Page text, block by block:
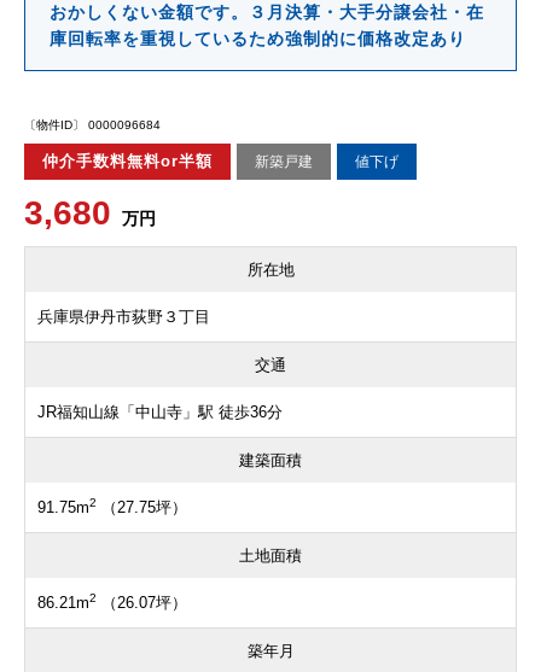
おかしくない金額です。３月決算・大手分譲会社・在
庫回転率を重視しているため強制的に価格改定あり
〔物件ID〕 0000096684
仲介手数料無料or半額 新築戸建 値下げ
3,680 万円
所在地
兵庫県伊丹市荻野３丁目
交通
JR福知山線「中山寺」駅 徒歩36分
建築面積
91.75m2 （27.75坪）
土地面積
86.21m2 （26.07坪）
築年月